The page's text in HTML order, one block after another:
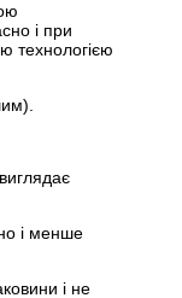
і при
технологією
і менше
і не